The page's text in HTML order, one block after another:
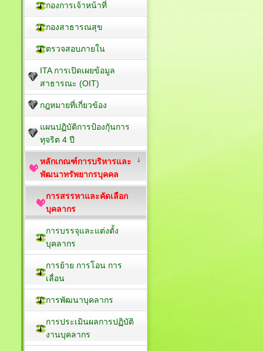
กองการเจ้าหน้าที่
กองสาธารณสุข
ตรวจสอบภายใน
ITA การเปิดเผยข้อมูล
สาธารณะ (OIT)
กฎหมายที่เกี่ยวข้อง
แผนปฏิบัติการป้องกัุนการ
ทุจริต 4 ปี
หลักเกณฑ์การบริหารและ
พัฒนาทรัพยากรบุคคล
การสรรหาและคัดเลือก
บุคลากร
การบรรจุและแต่งตั้ง
บุคลากร
การย้าย การโอน การ
เลื่อน
การพัฒนาบุคลากร
การประเมินผลการปฏิบัติ
งานบุคลากร